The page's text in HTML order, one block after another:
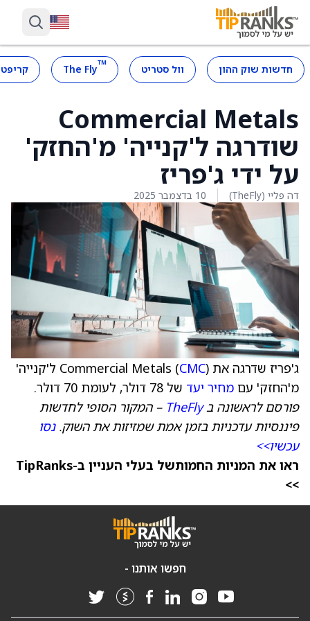
חדשות שוק ההון וול סטריט ™
The Fly
Commercial Metals
שודרגה ל'קנייה' מ'החזק'
על ידי ג'פריז
דה פליי (TheFly) 10 בדצמבר 2025
ג'פריז שדרגה את Commercial Metals ( CMC
) ל'קנייה'
מ'החזק' עם מחיר יעד של 78 דולר, לעומת 70 דולר.
פורסם לראשונה בTheFly – המקור הסופי לחדשות
פיננסיות עדכניות בזמן אמת שמזיזות את השוק.נסו
עכשיו>>
ראו את המניות החמותשל בעלי העניין ב-TipRanks
>>
חפשו אותנו -